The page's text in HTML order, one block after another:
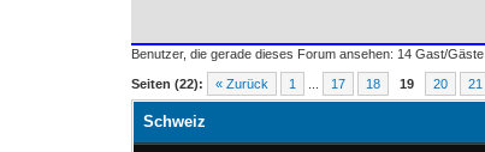
Benutzer, die gerade dieses Forum ansehen: 14 Gast/Gäste
Seiten (22): « Zurück 1 17 18 19 20 21
Schweiz